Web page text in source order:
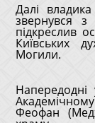
Далі
звернувся
підкреслив
Київських
Могили.
Напередодні
Феофан